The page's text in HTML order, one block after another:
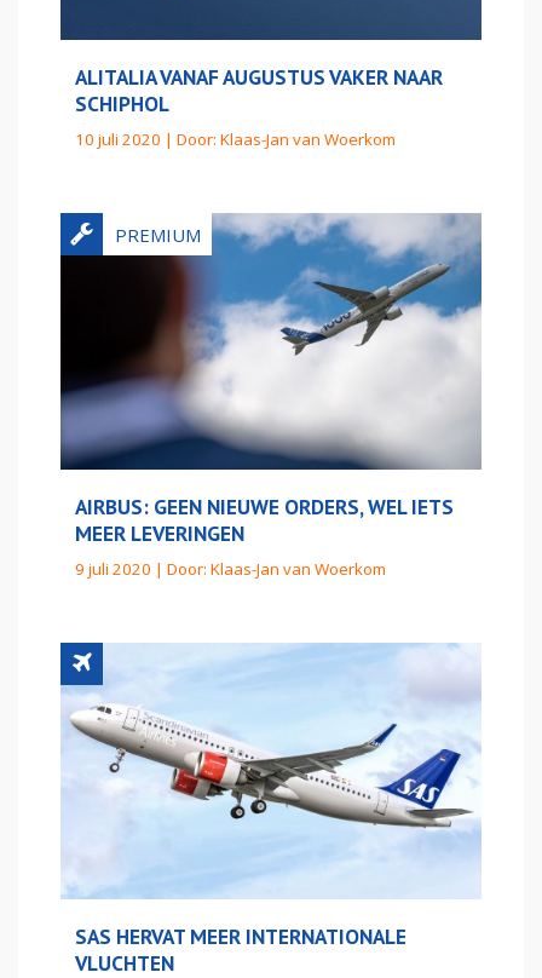
ALITALIA VANAF AUGUSTUS VAKER NAAR
SCHIPHOL
10 juli 2020 | Door: Klaas-Jan van Woerkom
AIRBUS: GEEN NIEUWE ORDERS, WEL IETS
MEER LEVERINGEN
9 juli 2020 | Door: Klaas-Jan van Woerkom
SAS HERVAT MEER INTERNATIONALE
VLUCHTEN